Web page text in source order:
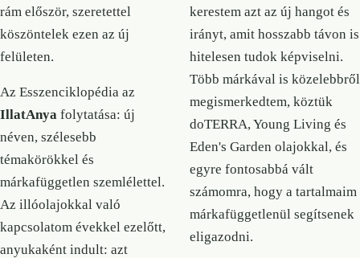
rám először, szeretettel
köszöntelek ezen az új
felületen.
Az Esszenciklopédia az
IllatAnya folytatása: új
néven, szélesebb
témakörökkel és
márkafüggetlen szemlélettel.
Az illóolajokkal való
kapcsolatom évekkel ezelőtt,
anyukaként indult: azt
kerestem azt az új hangot és
irányt, amit hosszabb távon is
hitelesen tudok képviselni.
Több márkával is közelebbről
megismerkedtem, köztük
doTERRA, Young Living és
Eden's Garden olajokkal, és
egyre fontosabbá vált
számomra, hogy a tartalmaim
márkafüggetlenül segítsenek
eligazodni.